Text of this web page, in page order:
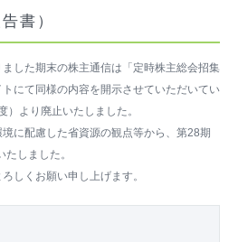
書）
した期末の株主通信は「定時株主総会招集
にて同様の内容を開示させていただいてい
より廃止いたしました。
に配慮した省資源の観点等から、第28期
たしました。
しくお願い申し上げます。